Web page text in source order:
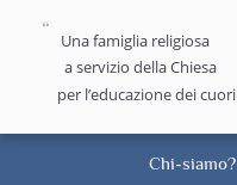
Una famiglia religiosa
a servizio della Chiesa
per l’educazione dei cuori
Chi-siamo?